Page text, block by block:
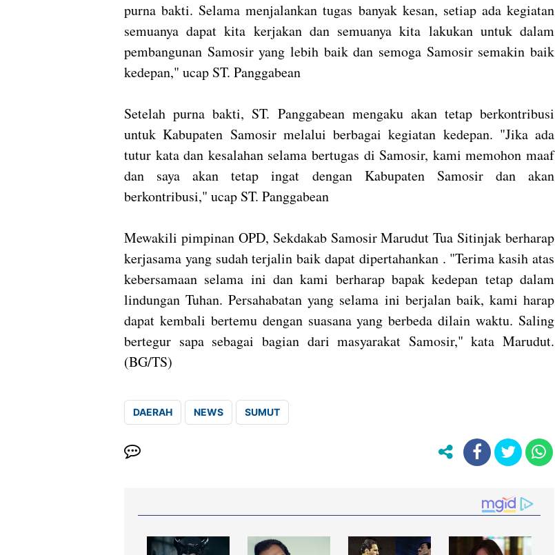
purna bakti. Selama menjalankan tugas banyak kesan, setiap ada kegiatan
semuanya dapat kita kerjakan dan semuanya kita lakukan untuk dalam
pembangunan Samosir yang lebih baik dan semoga Samosir semakin baik
kedepan," ucap ST. Panggabean
Setelah purna bakti, ST. Panggabean mengaku akan tetap berkontribusi
untuk Kabupaten Samosir melalui berbagai kegiatan kedepan. "Jika ada
tutur kata dan kesalahan selama bertugas di Samosir, kami memohon maaf
dan saya akan tetap ingat dengan Kabupaten Samosir dan akan
berkontribusi," ucap ST. Panggabean
Mewakili pimpinan OPD, Sekdakab Samosir Marudut Tua Sitinjak berharap
kerjasama yang sudah terjalin baik dapat dipertahankan . "Terima kasih atas
kebersamaan selama ini dan kami berharap bapak kedepan tetap dalam
lindungan Tuhan. Persahabatan yang selama ini berjalan baik, kami harap
dapat kembali bertemu dengan suasana yang berbeda dilain waktu. Saling
bertegur sapa sebagai bagian dari masyarakat Samosir," kata Marudut.
(BG/TS)
DAERAH NEWS SUMUT